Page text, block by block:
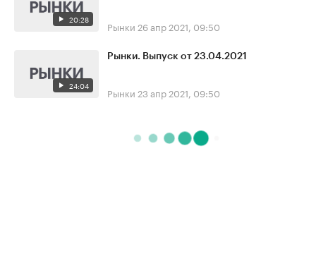
20:28 Рынки 26 апр 2021, 09:50
24:04
Рынки. Выпуск от 23.04.2021
Рынки 23 апр 2021, 09:50